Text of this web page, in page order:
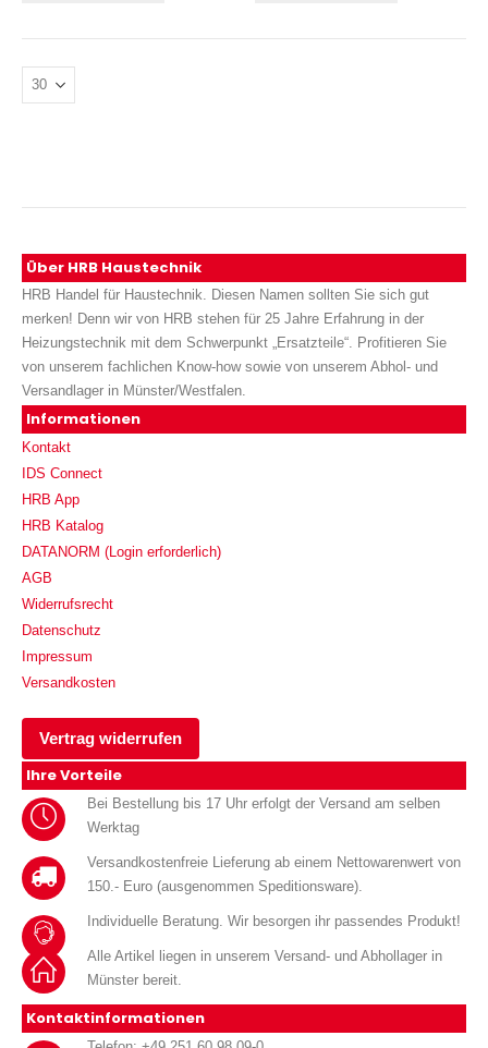
Über HRB Haustechnik
HRB Handel für Haustechnik. Diesen Namen sollten Sie sich gut
merken! Denn wir von HRB stehen für 25 Jahre Erfahrung in der
Heizungstechnik mit dem Schwerpunkt „Ersatzteile“. Profitieren Sie
von unserem fachlichen Know-how sowie von unserem Abhol- und
Versandlager in Münster/Westfalen.
Informationen
Kontakt
IDS Connect
HRB App
HRB Katalog
DATANORM (Login erforderlich)
AGB
Widerrufsrecht
Datenschutz
Impressum
Versandkosten
Vertrag widerrufen
Ihre Vorteile
Bei Bestellung bis 17 Uhr erfolgt der Versand am selben
Werktag
Versandkostenfreie Lieferung ab einem Nettowarenwert von
150.- Euro (ausgenommen Speditionsware).
Individuelle Beratung. Wir besorgen ihr passendes Produkt!
Alle Artikel liegen in unserem Versand- und Abhollager in
Münster bereit.
Kontaktinformationen